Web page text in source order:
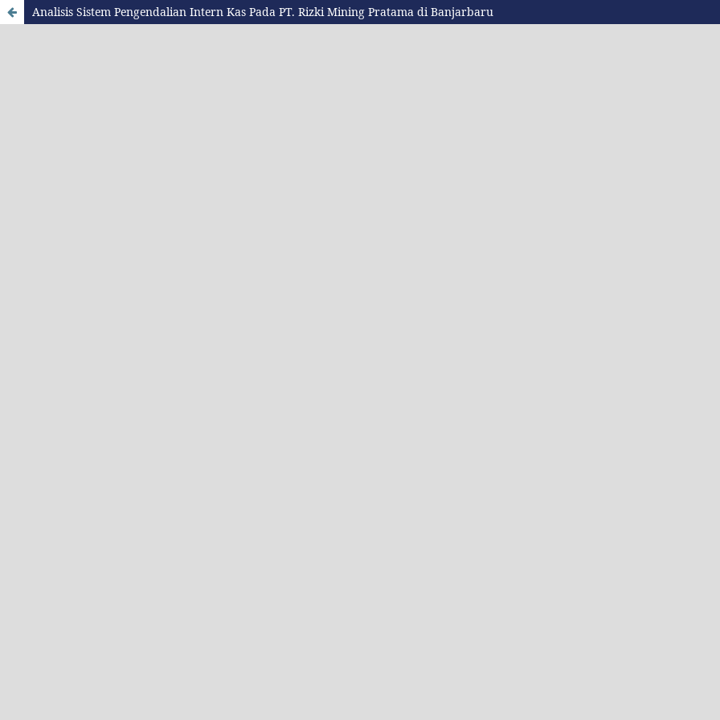
Analisis Sistem Pengendalian Intern Kas Pada PT. Rizki Mining Pratama di Banjarbaru